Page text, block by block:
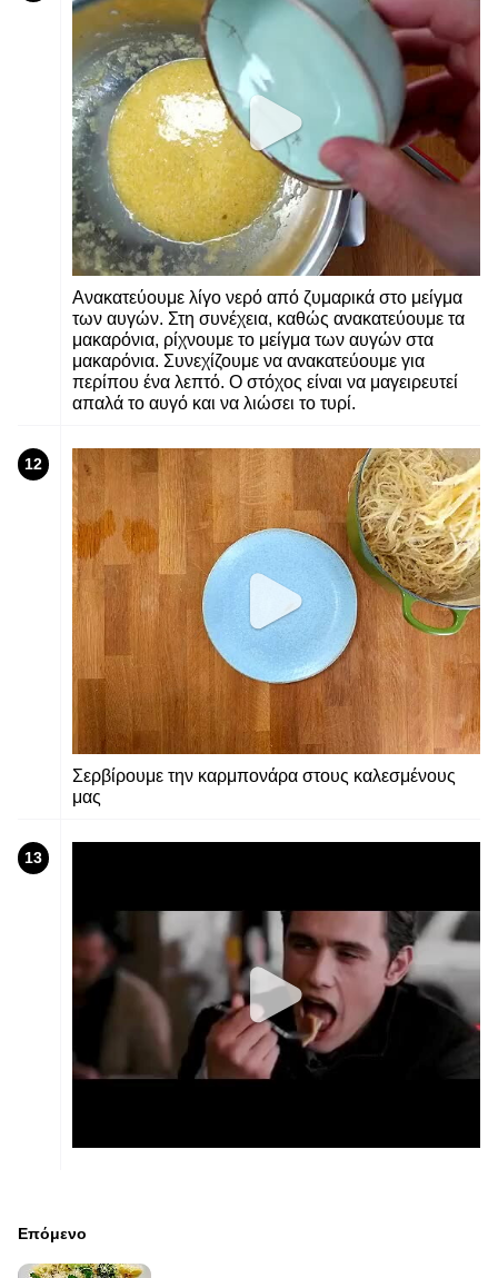
Ανακατεύουμε λίγο νερό από ζυμαρικά στο μείγμα
των αυγών. Στη συνέχεια, καθώς ανακατεύουμε τα
μακαρόνια, ρίχνουμε το μείγμα των αυγών στα
μακαρόνια. Συνεχίζουμε να ανακατεύουμε για
περίπου ένα λεπτό. Ο στόχος είναι να μαγειρευτεί
απαλά το αυγό και να λιώσει το τυρί.
12
Σερβίρουμε την καρμπονάρα στους καλεσμένους
μας
13
Επόμενο